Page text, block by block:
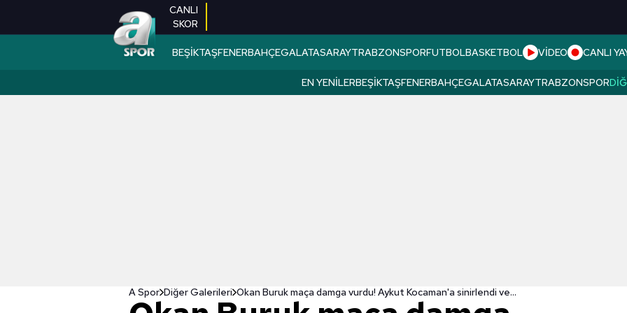
CANLI
SKOR
BEŞİKTAŞFENERBAHÇEGALATASARAYTRABZONSPORFUTBOLBASKETBOL VİDEO CANLI
EN YENILERBEŞIKTAŞFENERBAHÇEGALATASARAYTRABZONSPOR
A Spor Diğer Galerileri Okan Buruk maça damga vurdu! Aykut Kocaman'a sinirlendi ve...